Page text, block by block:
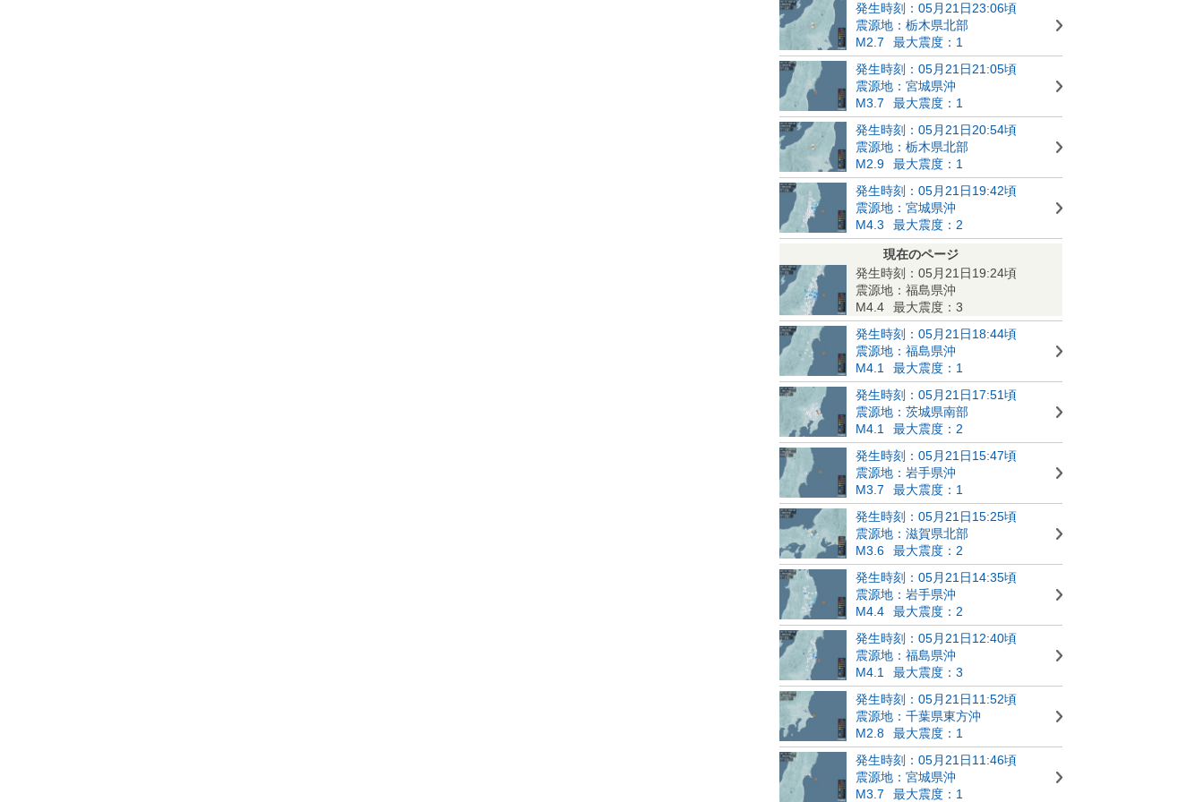
発生時刻：05月21日23:06頃
震源地：栃木県北部
M2.7
最大震度：1
発生時刻：05月21日21:05頃
震源地：宮城県沖
M3.7
最大震度：1
発生時刻：05月21日20:54頃
震源地：栃木県北部
M2.9
最大震度：1
発生時刻：05月21日19:42頃
震源地：宮城県沖
M4.3
最大震度：2
現在のページ
発生時刻：05月21日19:24頃
震源地：福島県沖
M4.4
最大震度：3
発生時刻：05月21日18:44頃
震源地：福島県沖
M4.1
最大震度：1
発生時刻：05月21日17:51頃
震源地：茨城県南部
M4.1
最大震度：2
発生時刻：05月21日15:47頃
震源地：岩手県沖
M3.7
最大震度：1
発生時刻：05月21日15:25頃
震源地：滋賀県北部
M3.6
最大震度：2
発生時刻：05月21日14:35頃
震源地：岩手県沖
M4.4
最大震度：2
発生時刻：05月21日12:40頃
震源地：福島県沖
M4.1
最大震度：3
発生時刻：05月21日11:52頃
震源地：千葉県東方沖
M2.8
最大震度：1
発生時刻：05月21日11:46頃
震源地：宮城県沖
M3.7
最大震度：1